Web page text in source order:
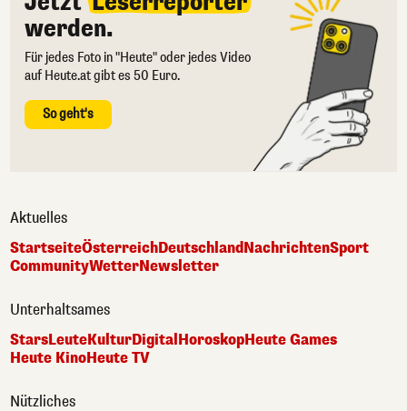
werden.
Für jedes Foto in "Heute" oder jedes Video
auf Heute.at gibt es 50 Euro.
So geht's
Aktuelles
StartseiteÖsterreichDeutschlandNachrichtenSport
CommunityWetterNewsletter
Unterhaltsames
StarsLeuteKulturDigital HoroskopHeute Games
Heute KinoHeute TV
Nützliches